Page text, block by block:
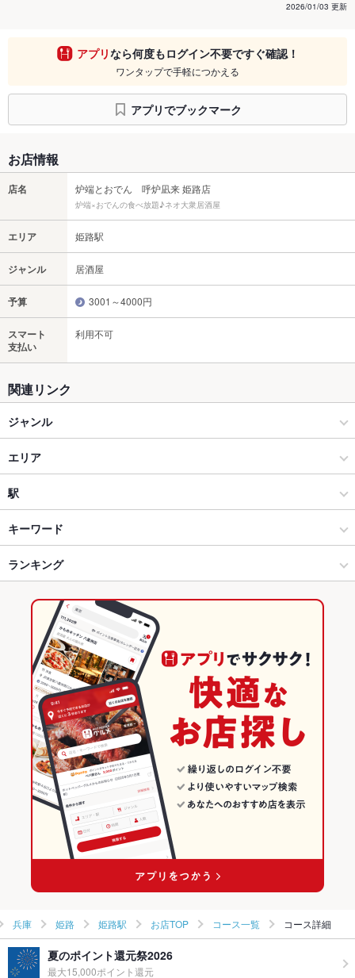
2026/01/03 更新
アプリなら何度もログイン不要ですぐ確認！
ワンタップで手軽につかえる
アプリでブックマーク
お店情報
店名 炉端とおでん 呼炉凪来 姫路店
炉端×おでんの食べ放題♪ネオ大衆居酒屋
エリア 姫路駅
ジャンル 居酒屋
予算 3001～4000円
スマート
支払い
利用不可
関連リンク
ジャンル
居酒屋
創作
姫路 × 居酒屋
姫路 × 創作
姫路駅 × 居酒屋
姫路駅 × 創作
姫路 × 和食
姫路 × 鍋
姫路駅 × 和食
エリア
姫路駅
姫路駅 × 居酒屋
姫路駅 × 創作
姫路駅 × 和食
姫路駅 × 鍋
兵庫 × 居酒屋
兵庫 × 創作
兵庫 × 和食
兵庫 × 鍋
駅
山陽姫路駅
姫路駅
キーワード
からあげ にんにく料理
トリュフ チャーハン
ランキング
兵庫のグルメランキング
兵庫の居酒屋ランキング
姫路のグルメランキング
姫路の居酒屋ランキング
姫路駅のグルメランキング
姫路駅の居酒屋ランキング
兵庫 姫路 姫路駅 お店TOP コース一覧 コース詳細
夏のポイント還元祭2026
最大15,000ポイント還元